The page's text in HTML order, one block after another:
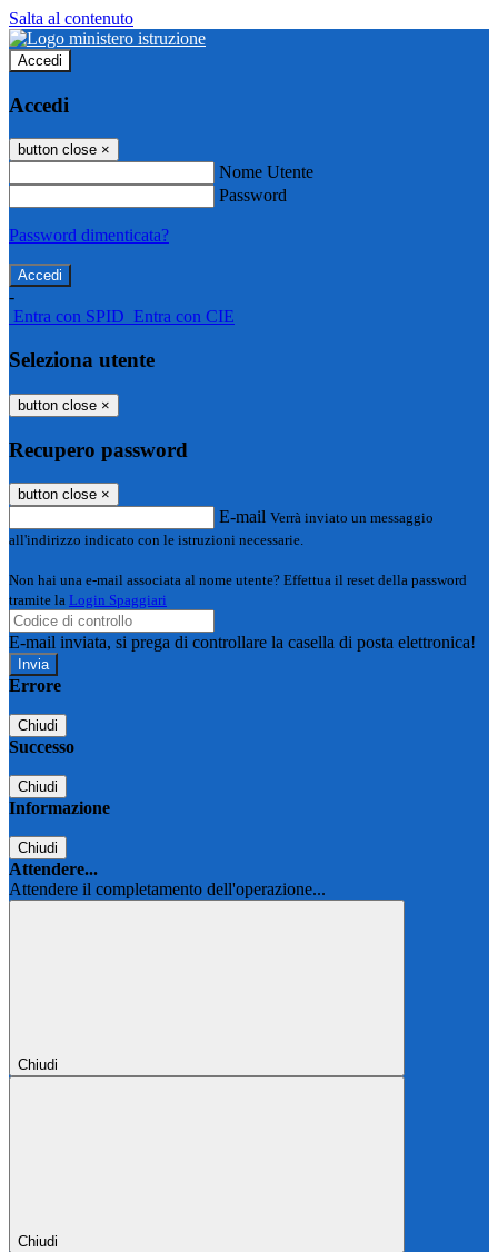
Salta al contenuto
Accedi
Accedi
button close ×
Nome Utente
Password
Password dimenticata?
-
Entra con SPID Entra con CIE
Seleziona utente
button close ×
Recupero password
button close ×
E-mail Verrà inviato un messaggio
all'indirizzo indicato con le istruzioni necessarie.
Non hai una e-mail associata al nome utente? Effettua il reset della password
tramite la Login Spaggiari
E-mail inviata, si prega di controllare la casella di posta elettronica!
Errore
Chiudi
Successo
Chiudi
Informazione
Chiudi
Attendere...
Attendere il completamento dell'operazione...
Chiudi
Chiudi